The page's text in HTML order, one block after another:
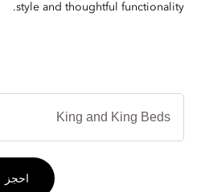
style and thoughtful functionality.
احجز